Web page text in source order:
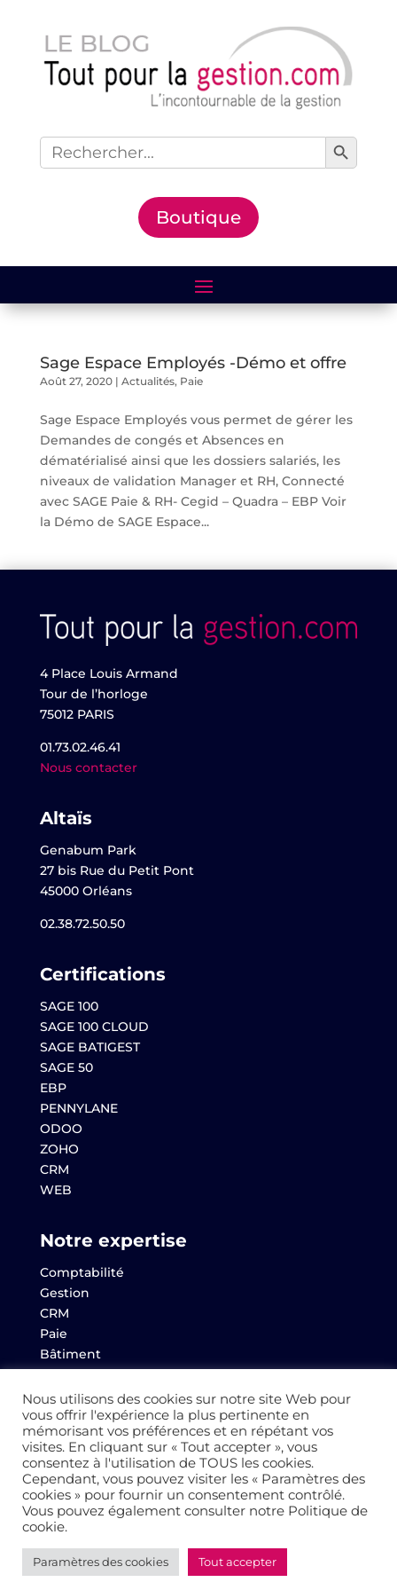
Search
for:
Search Button
Boutique
Sage Espace Employés -Démo et offre
Août 27, 2020| Actualités, Paie
Sage Espace Employés vous permet de gérer les
Demandes de congés et Absences en
dématérialisé ainsi que les dossiers salariés, les
niveaux de validation Manager et RH, Connecté
avec SAGE Paie & RH- Cegid – Quadra – EBP Voir
la Démo de SAGE Espace...
4 Place Louis Armand
Tour de l’horloge
75012 PARIS
01.73.02.46.41
Nous contacter
Altaïs
Genabum Park
27 bis Rue du Petit Pont
45000 Orléans
02.38.72.50.50
Certifications
SAGE 100
SAGE 100 CLOUD
SAGE BATIGEST
SAGE 50
EBP
PENNYLANE
ODOO
ZOHO
CRM
WEB
Notre expertise
Comptabilité
Gestion
CRM
Paie
Bâtiment
Websem
Archives
© 2022 Altaïs
Mentions légales–Politique de Confidentialité–
Nous utilisons des cookies sur notre site Web pour
vous offrir l'expérience la plus pertinente en
mémorisant vos préférences et en répétant vos
visites. En cliquant sur « Tout accepter », vous
consentez à l'utilisation de TOUS les cookies.
Cependant, vous pouvez visiter les « Paramètres des
cookies » pour fournir un consentement contrôlé.
Vous pouvez également consulter notre Politique de
cookie.
Paramètres des cookies Tout accepter